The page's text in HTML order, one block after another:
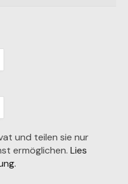
und teilen sie nur
ermöglichen. Lies